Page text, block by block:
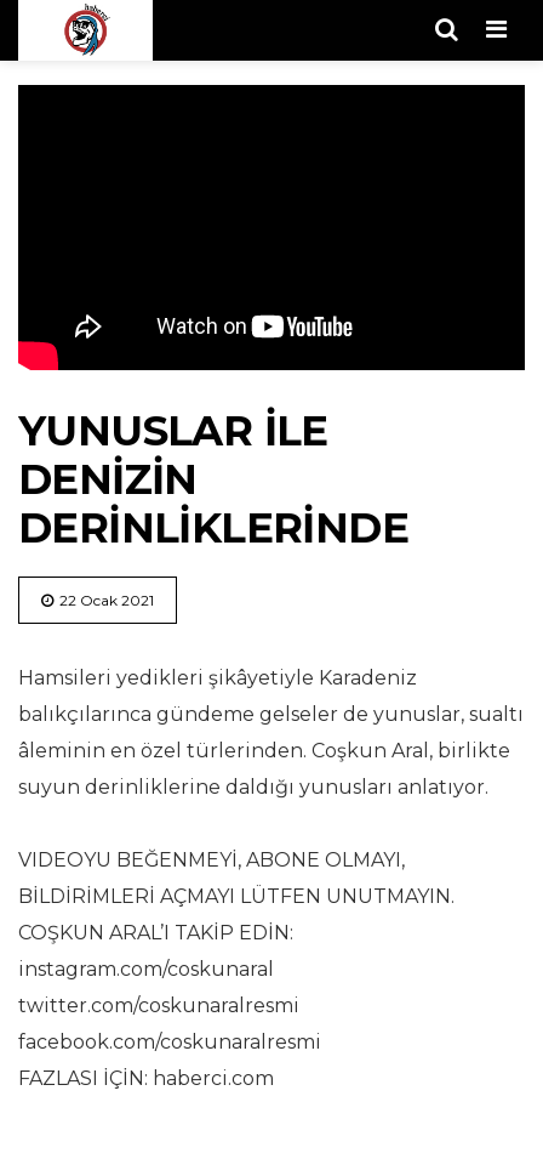
YUNUSLAR ILE
DENIZIN
DERINLIKLERINDE
22 Ocak 2021
Hamsileri yedikleri şikâyetiyle Karadeniz
balıkçılarınca gündeme gelseler de yunuslar, sualtı
âleminin en özel türlerinden. Coşkun Aral, birlikte
suyun derinliklerine daldığı yunusları anlatıyor.
VIDEOYU BEĞENMEYİ, ABONE OLMAYI,
BİLDİRİMLERİ AÇMAYI LÜTFEN UNUTMAYIN.
COŞKUN ARAL’I TAKİP EDİN:
instagram.com/coskunaral
twitter.com/coskunaralresmi
facebook.com/coskunaralresmi
FAZLASI İÇİN: haberci.com